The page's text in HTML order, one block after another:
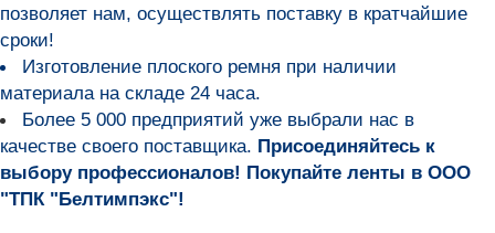
позволяет нам, осуществлять поставку в кратчайшие
сроки!
Изготовление плоского ремня при наличии
материала на складе 24 часа.
Более 5 000 предприятий уже выбрали нас в
качестве своего поставщика. Присоединяйтесь к
выбору профессионалов! Покупайте ленты в ООО
"ТПК "Белтимпэкс"!